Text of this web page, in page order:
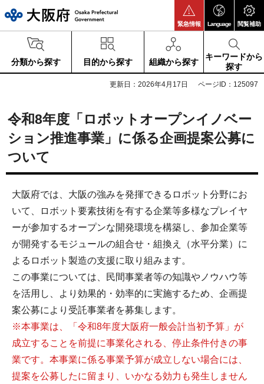
緊急情報 Language 閲覧補助
分類から探す 目的から探す 組織から探す
キーワードから
探す
更新日：2026年4月17日 ページID：125097
令和8年度「ロボットオープンイノベー
ション推進事業」に係る企画提案公募に
ついて
大阪府では、大阪の強みを発揮できるロボット分野にお
いて、ロボット要素技術を有する企業等多様なプレイヤ
ーが参加するオープンな開発環境を構築し、参加企業等
が開発するモジュールの組合せ・組換え（水平分業）に
よるロボット製造の支援に取り組みます。
この事業については、民間事業者等の知識やノウハウ等
を活用し、より効果的・効率的に実施するため、企画提
案公募により受託事業者を募集します。
※本事業は、「令和8年度大阪府一般会計当初予算」が
成立することを前提に事業化される、停止条件付きの事
業です。本事業に係る事業予算が成立しない場合には、
提案を公募したに留まり、いかなる効力も発生しません